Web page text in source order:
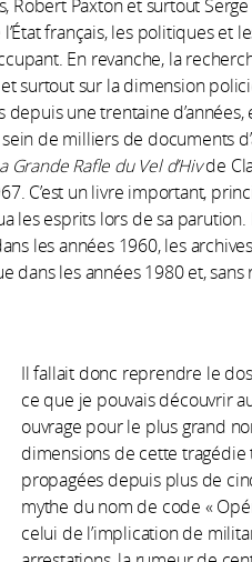
Robert Paxton et surtout
français, les politiques et
En revanche, la
surtout sur la dimension
depuis une trentaine
de milliers de documents
Grande Rafle du Vel d’Hivde
C’est un livre important,
les esprits lors de sa parution.
les années 1960, les
dans les années 1980 et,
Il fallait donc reprendre le
ce que je pouvais découvrir
ouvrage pour le plus grand
dimensions de cette
propagées depuis plus de
mythe du nom de code «
celui de l’implication de